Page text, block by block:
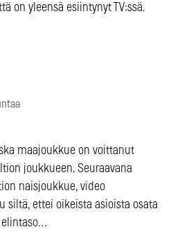
on yleensä esiintynyt TV:ssä.
maajoukkue on voittanut
joukkueen. Seuraavana
naisjoukkue, video
siltä, ettei oikeista asioista osata
elintaso…